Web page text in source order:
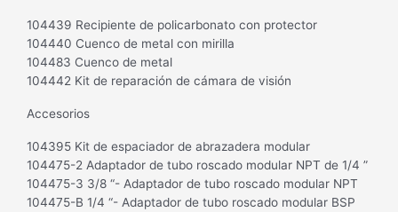
104439 Recipiente de policarbonato con protector
104440 Cuenco de metal con mirilla
104483 Cuenco de metal
104442 Kit de reparación de cámara de visión
Accesorios
104395 Kit de espaciador de abrazadera modular
104475-2 Adaptador de tubo roscado modular NPT de 1/4 ”
104475-3 3/8 “- Adaptador de tubo roscado modular NPT
104475-B 1/4 “- Adaptador de tubo roscado modular BSP